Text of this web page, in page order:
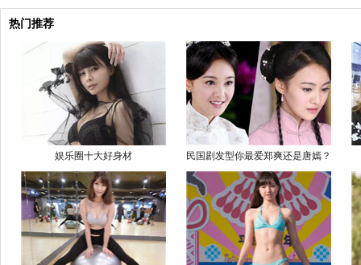
热门推荐
娱乐圈十大好身材 民国剧发型你最爱郑爽还是唐嫣？